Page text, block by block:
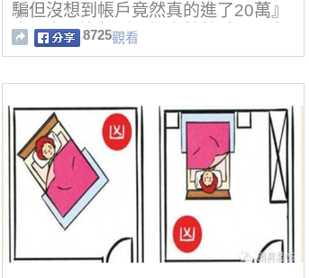
騙但沒想到帳戶竟然真的進了20萬』
高興之下沒想到最後竟然差點……太
恐怖了一定要讓大家知道！
8725觀看